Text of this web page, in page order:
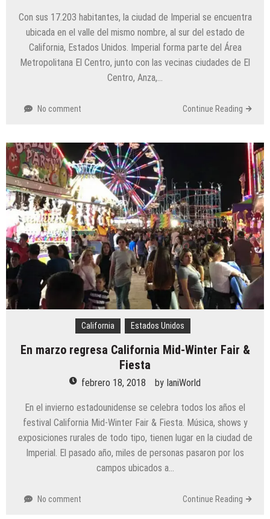
Con sus 17.203 habitantes, la ciudad de Imperial se encuentra
ubicada en el valle del mismo nombre, al sur del estado de
California, Estados Unidos. Imperial forma parte del Área
Metropolitana El Centro, junto con las vecinas ciudades de El
Centro, Anza,…
No comment Continue Reading
California Estados Unidos
En marzo regresa California Mid-Winter Fair &
Fiesta
febrero 18, 2018 by IaniWorld
En el invierno estadounidense se celebra todos los años el
festival California Mid-Winter Fair & Fiesta. Música, shows y
exposiciones rurales de todo tipo, tienen lugar en la ciudad de
Imperial. El pasado año, miles de personas pasaron por los
campos ubicados a…
No comment Continue Reading